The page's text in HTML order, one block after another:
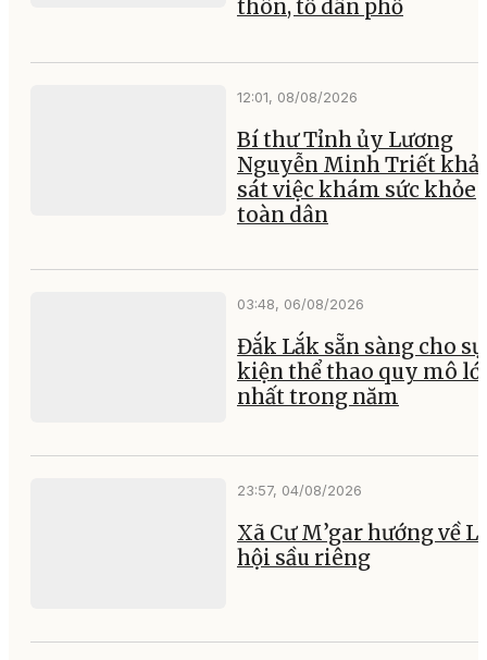
thôn, tổ dân phố
12:01, 08/08/2026
Bí thư Tỉnh ủy Lương
Nguyễn Minh Triết
sát việc khám sức khỏe
toàn dân
03:48, 06/08/2026
Đắk Lắk sẵn sàng cho sự
kiện thể thao quy mô
nhất trong năm
23:57, 04/08/2026
Xã Cư M’gar hướng về
hội sầu riêng